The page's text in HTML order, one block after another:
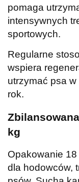
pomaga
intensywnych
sportowych.
Regularne
wspiera
utrzymać psa w
rok.
kg
Opakowanie
dla hodowców,